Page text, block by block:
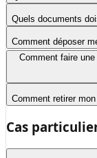
Quels documents
Comment déposer
Comment faire
Comment retirer
Cas